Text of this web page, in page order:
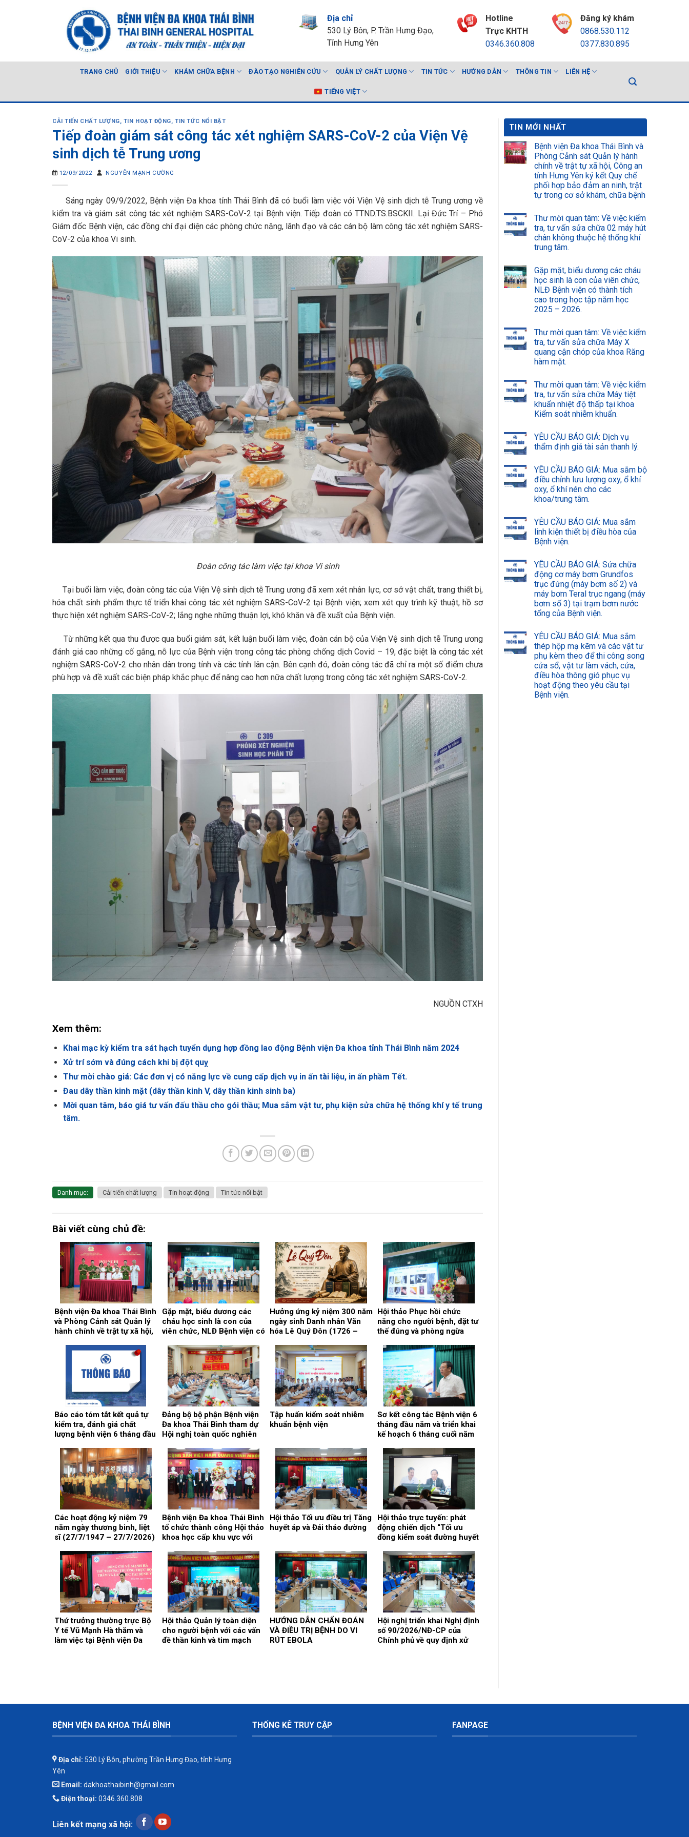
Địa chỉ
530 Lý Bôn, P. Trần Hưng Đạo,
Tỉnh Hưng Yên
Hotline
Trực KHTH
0346.360.808
Đăng ký khám
0868.530.112
0377.830.895
TRANG CHỦ GIỚI THIỆU KHÁM CHỮA BỆNH ĐÀO TẠO NGHIÊN CỨU QUẢN LÝ CHẤT LƯỢNG TIN TỨC HƯỚNG DẪN THÔNG TIN LIÊN HỆ
TIẾNG VIỆT
CẢI TIẾN CHẤT LƯỢNG, TIN HOẠT ĐỘNG,TIN TỨC NỔI BẬT
Tiếp đoàn giám sát công tác xét nghiệm SARS-CoV-2 của Viện Vệ
sinh dịch tễ Trung ương
12/09/2022 NGUYỄN MẠNH CƯỜNG
Sáng ngày 09/9/2022, Bệnh viện Đa khoa tỉnh Thái Bình đã có buổi làm việc với Viện Vệ sinh dịch tễ Trung ương về
kiểm tra và giám sát công tác xét nghiệm SARS-CoV-2 tại Bệnh viện. Tiếp đoàn có TTND.TS.BSCKII. Lại Đức Trí – Phó
Giám đốc Bệnh viện, các đồng chí đại diện các phòng chức năng, lãnh đạo và các cán bộ làm công tác xét nghiệm SARS-
CoV-2 của khoa Vi sinh.
Đoàn công tác làm việc tại khoa Vi sinh
Tại buổi làm việc, đoàn công tác của Viện Vệ sinh dịch tễ Trung ương đã xem xét nhân lực, cơ sở vật chất, trang thiết bị,
hóa chất sinh phẩm thực tế triển khai công tác xét nghiệm SARS-CoV-2 tại Bệnh viện; xem xét quy trình kỹ thuật, hồ sơ
thực hiện xét nghiệm SARS-CoV-2; lắng nghe những thuận lợi, khó khăn và đề xuất của Bệnh viện.
Từ những kết qua thu được qua buổi giám sát, kết luận buổi làm việc, đoàn cán bộ của Viện Vệ sinh dịch tễ Trung ương
đánh giá cao những cố gắng, nỗ lực của Bệnh viện trong công tác phòng chống dịch Covid – 19, đặc biệt là công tác xét
nghiệm SARS-CoV-2 cho nhân dân trong tỉnh và các tỉnh lân cận. Bên cạnh đó, đoàn công tác đã chỉ ra một số điểm chưa
phù hợp và đề xuất các biện pháp khắc phục để nâng cao hơn nữa chất lượng trong công tác xét nghiệm SARS-CoV-2.
NGUỒN CTXH
Xem thêm:
Khai mạc kỳ kiểm tra sát hạch tuyển dụng hợp đồng lao động Bệnh viện Đa khoa tỉnh Thái Bình năm 2024
Xử trí sớm và đúng cách khi bị đột quỵ
Thư mời chào giá: Các đơn vị có năng lực về cung cấp dịch vụ in ấn tài liệu, in ấn phầm Tết.
Đau dây thần kinh mặt (dây thần kinh V, dây thần kinh sinh ba)
Mời quan tâm, báo giá tư vấn đấu thầu cho gói thầu; Mua sắm vật tư, phụ kiện sửa chữa hệ thống khí y tế trung
tâm.
Danh mục: Cải tiến chất lượng Tin hoạt động Tin tức nổi bật
Bài viết cùng chủ đề:
Bệnh viện Đa khoa Thái Bình
và Phòng Cảnh sát Quản lý
hành chính về trật tự xã hội,
kết Quy chế phối hợp bảo
đảm an ninh, trật tự trong cơ
sở khám, chữa bệnh
Gặp mặt, biểu dương các
cháu học sinh là con của
viên chức, NLĐ Bệnh viện có
năm học 2025 – 2026.
Hưởng ứng kỷ niệm 300 năm
ngày sinh Danh nhân Văn
hóa Lê Quý Đôn (1726 –
Hội thảo Phục hồi chức
năng cho người bệnh, đặt tư
thế đúng và phòng ngừa
Báo cáo tóm tắt kết quả tự
kiểm tra, đánh giá chất
lượng bệnh viện 6 tháng đầu
Đảng bộ bộ phận Bệnh viện
Đa khoa Thái Bình tham dự
Hội nghị toàn quốc nghiên
triển khai thực hiện Nghị
quyết Hội nghị lần thứ ba
Ban chấp hành Trung ương
Đảng khóa XIV
Tập huấn kiểm soát nhiễm
khuẩn bệnh viện
Sơ kết công tác Bệnh viện 6
tháng đầu năm và triển khai
kế hoạch 6 tháng cuối năm
Các hoạt động kỷ niệm 79
năm ngày thương binh, liệt
sĩ (27/7/1947 – 27/7/2026)
Bệnh viện Đa khoa Thái Bình
tổ chức thành công Hội thảo
khoa học cấp khu vực với
cao chất lượng phẫu thuật
và can thiệp điều trị bệnh lý
gan, mật, tụy”
Hội thảo Tối ưu điều trị Tăng
huyết áp và Đái tháo đường
Hội thảo trực tuyến: phát
động chiến dịch “Tối ưu
đồng kiểm soát đường huyết
bệnh nhân đái tháo đường
typ 2”
Thứ trưởng thường trực Bộ
Y tế Vũ Mạnh Hà thăm và
làm việc tại Bệnh viện Đa
Hội thảo Quản lý toàn diện
cho người bệnh với các vấn
đề thần kinh và tim mạch
HƯỚNG DẪN CHẨN ĐOÁN
VÀ ĐIỀU TRỊ BỆNH DO VI
RÚT EBOLA
Hội nghị triển khai Nghị định
số 90/2026/NĐ-CP của
Chính phủ về quy định xử
TIN MỚI NHẤT
Bệnh viện Đa khoa Thái Bình và
Phòng Cảnh sát Quản lý hành
chính về trật tự xã hội, Công an
tỉnh Hưng Yên ký kết Quy chế
phối hợp bảo đảm an ninh, trật
tự trong cơ sở khám, chữa bệnh
Thư mời quan tâm: Về việc kiểm
tra, tư vấn sửa chữa 02 máy hút
chân không thuộc hệ thống khí
trung tâm.
Gặp mặt, biểu dương các cháu
học sinh là con của viên chức,
NLĐ Bệnh viện có thành tích
cao trong học tập năm học
2025 – 2026.
Thư mời quan tâm: Về việc kiểm
tra, tư vấn sửa chữa Máy X
quang cận chóp của khoa Răng
hàm mặt.
Thư mời quan tâm: Về việc kiểm
tra, tư vấn sửa chữa Máy tiệt
khuẩn nhiệt độ thấp tại khoa
Kiểm soát nhiễm khuẩn.
YÊU CẦU BÁO GIÁ: Dịch vụ
thẩm định giá tài sản thanh lý.
YÊU CẦU BÁO GIÁ: Mua sắm bộ
điều chỉnh lưu lượng oxy, ổ khí
oxy, ổ khí nén cho các
khoa/trung tâm.
YÊU CẦU BÁO GIÁ: Mua sắm
linh kiện thiết bị điều hòa của
Bệnh viện.
YÊU CẦU BÁO GIÁ: Sửa chữa
động cơ máy bơm Grundfos
trục đứng (máy bơm số 2) và
máy bơm Teral trục ngang (máy
bơm số 3) tại trạm bơm nước
tổng của Bệnh viện.
YÊU CẦU BÁO GIÁ: Mua sắm
thép hộp mạ kẽm và các vật tư
phụ kèm theo để thi công song
cửa sổ, vật tư làm vách, cửa,
điều hòa thông gió phục vụ
hoạt động theo yêu cầu tại
Bệnh viện.
BỆNH VIỆN ĐA KHOA THÁI BÌNH
Địa chỉ: 530 Lý Bôn, phường Trần Hưng Đạo, tỉnh Hưng
Yên
Email: dakhoathaibinh@gmail.com
Điện thoại: 0346.360.808
Liên kết mạng xã hội:
THỐNG KÊ TRUY CẬP FANPAGE